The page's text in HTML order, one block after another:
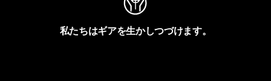
私たちはギアを生かしつづけます。